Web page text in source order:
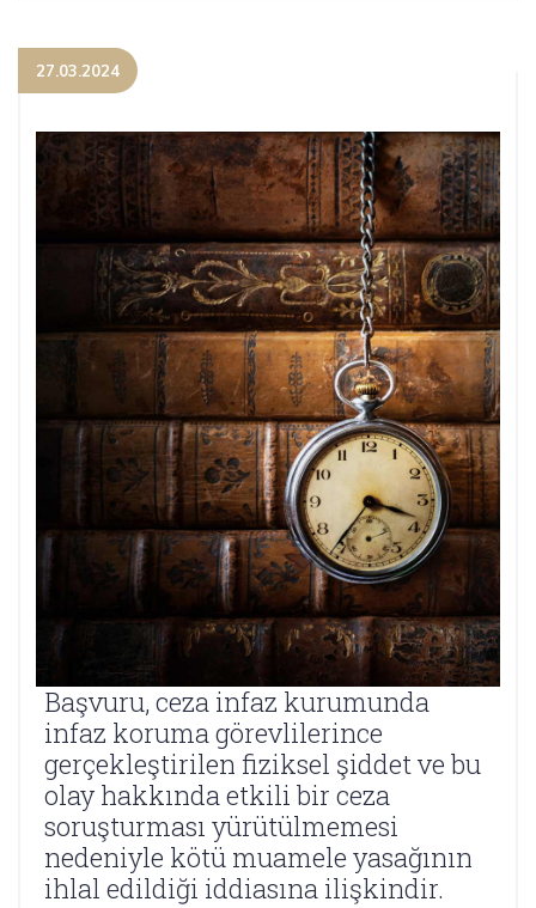
27.03.2024
Başvuru, ceza infaz kurumunda
infaz koruma görevlilerince
gerçekleştirilen fiziksel şiddet ve bu
olay hakkında etkili bir ceza
soruşturması yürütülmemesi
nedeniyle kötü muamele yasağının
ihlal edildiği iddiasına ilişkindir.